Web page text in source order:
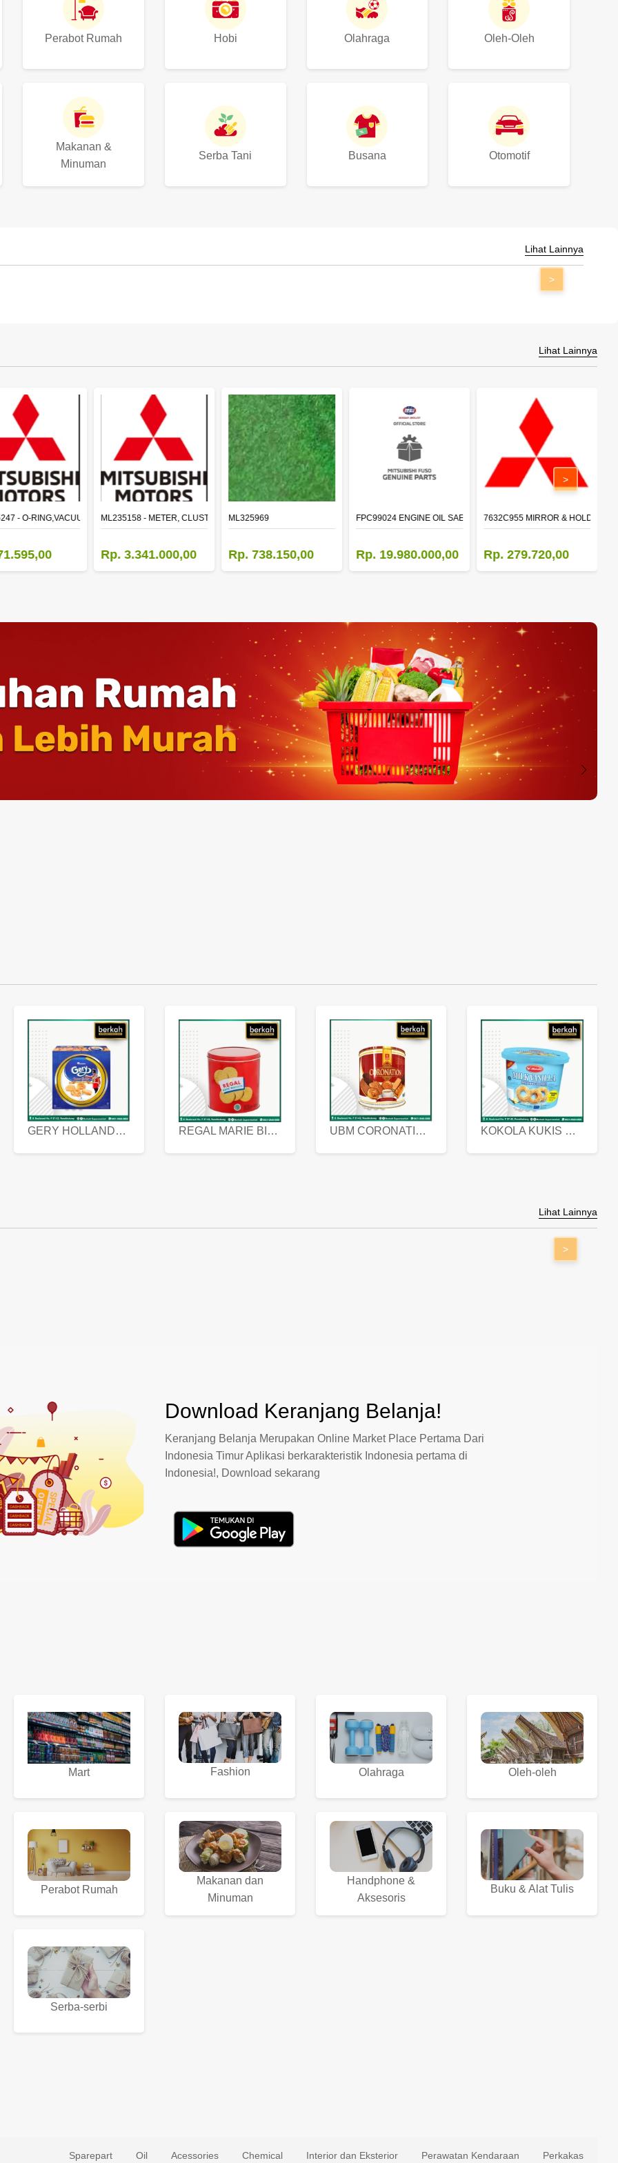
Perabot Rumah Hobi Olahraga Oleh-Oleh
Makanan &
Minuman
Serba Tani Busana Otomotif
Lihat Lainnya
>
Lihat Lainnya
- O-RING,VACUUM PUMPML235158 - METER, CLUSTER CANTER
Rp. 3.341.000,00
ML325969
Rp. 738.150,00
FPC99024 ENGINE OIL SAE 15W-40 API CI-4 (200L)
Rp. 19.980.000,00
7632C955 MIRROR &
Rp. 279.720,00
>
GERY HOLLANDA BUTTER COOKIES 450 GRAM REGAL MARIE BISCUIT KALENG 550 GRAM UBM CORONATION ASSORTED BISKUIT KALENG 450 GRAM KOKOLA KUKIS HYGIENIC MILK VANILLA PACK 320 GR
Lihat Lainnya
>
Download Keranjang Belanja!
Keranjang Belanja Merupakan Online Market Place Pertama Dari
Indonesia Timur Aplikasi berkarakteristik Indonesia pertama di
Indonesia!, Download sekarang
Mart Fashion Olahraga Oleh-oleh
Perabot Rumah
Makanan dan
Minuman
Handphone &
Aksesoris
Buku & Alat Tulis
Serba-serbi
Sparepart Oil Acessories Chemical Interior dan Eksterior Perawatan Kendaraan Perkakas